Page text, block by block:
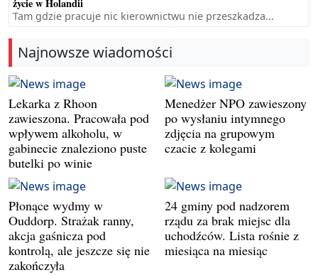
życie w Holandii
Tam gdzie pracuje nic kierownictwu nie przeszkadza...
Najnowsze wiadomości
Lekarka z Rhoon
zawieszona. Pracowała pod
wpływem alkoholu, w
gabinecie znaleziono puste
butelki po winie
Menedżer NPO zawieszony
po wysłaniu intymnego
zdjęcia na grupowym
czacie z kolegami
Płonące wydmy w
Ouddorp. Strażak ranny,
akcja gaśnicza pod
kontrolą, ale jeszcze się nie
zakończyła
24 gminy pod nadzorem
rządu za brak miejsc dla
uchodźców. Lista rośnie z
miesiąca na miesiąc